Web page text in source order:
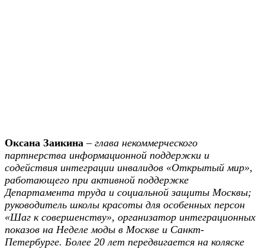
Оксана Заикина – глава некоммерческого
партнерства информационной поддержки и
содействия интеграции инвалидов «Открытый мир»,
работающего при активной поддержке
Департамента труда и социальной защиты Москвы;
руководитель школы красоты для особенных персон
«Шаг к совершенству», организатор интеграционных
показов на Неделе моды в Москве и Санкт-
Петербурге. Более 20 лет передвигается на коляске